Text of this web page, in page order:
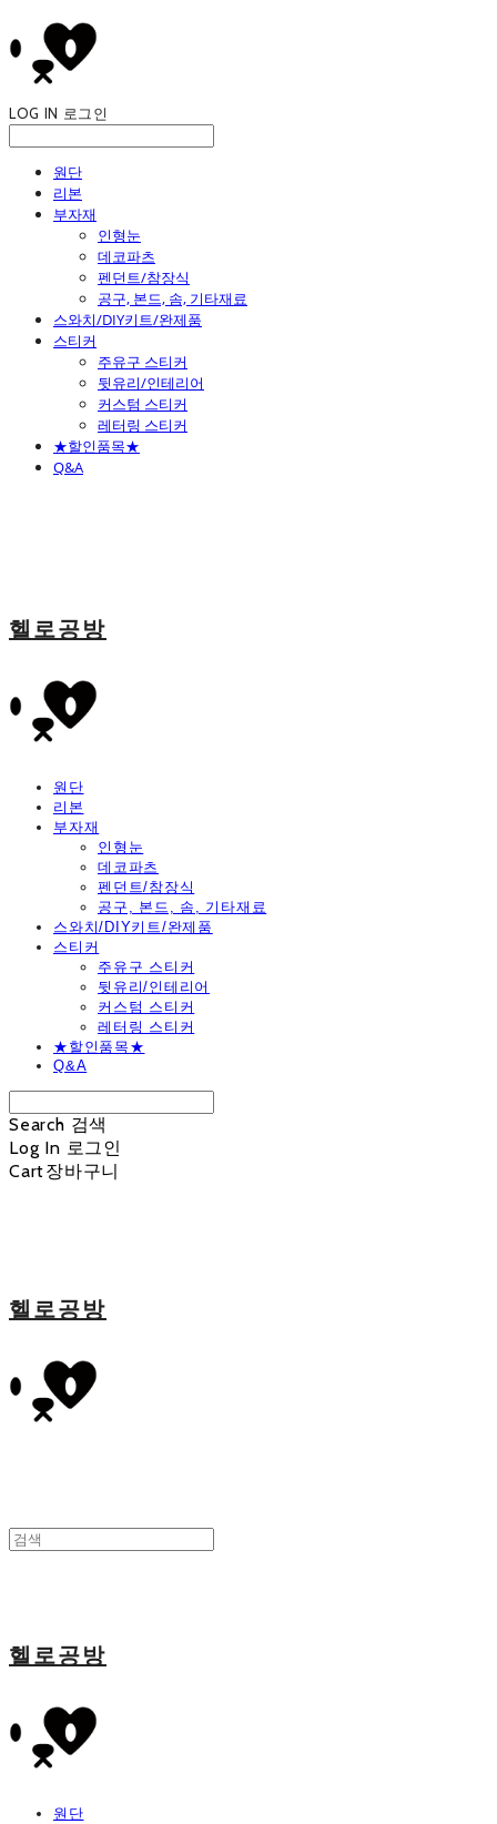
LOG IN 로그인
원단
리본
부자재
인형눈
데코파츠
펜던트/참장식
공구, 본드, 솜, 기타재료
스와치/DIY키트/완제품
스티커
주유구 스티커
뒷유리/인테리어
커스텀 스티커
레터링 스티커
★할인품목★
Q&A
헬로공방
원단
리본
부자재
인형눈
데코파츠
펜던트/참장식
공구, 본드, 솜, 기타재료
스와치/DIY키트/완제품
스티커
주유구 스티커
뒷유리/인테리어
커스텀 스티커
레터링 스티커
★할인품목★
Q&A
Search 검색
Log In 로그인
Cart장바구니
헬로공방
헬로공방
원단